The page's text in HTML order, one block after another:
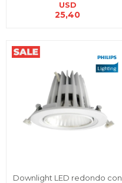
USD
25,40
Downlight LED redondo con